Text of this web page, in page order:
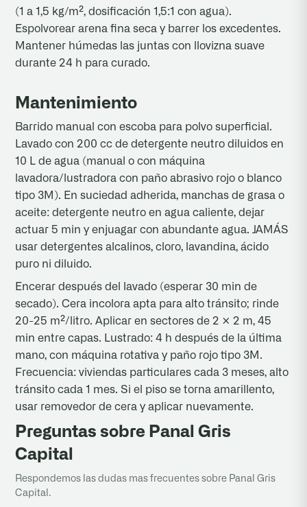
(1 a 1,5 kg/m², dosificación 1,5:1 con agua).
Espolvorear arena fina seca y barrer los excedentes.
Mantener húmedas las juntas con llovizna suave
durante 24 h para curado.
Mantenimiento
Barrido manual con escoba para polvo superficial.
Lavado con 200 cc de detergente neutro diluidos en
10 L de agua (manual o con máquina
lavadora/lustradora con paño abrasivo rojo o blanco
tipo 3M). En suciedad adherida, manchas de grasa o
aceite: detergente neutro en agua caliente, dejar
actuar 5 min y enjuagar con abundante agua. JAMÁS
usar detergentes alcalinos, cloro, lavandina, ácido
puro ni diluido.
Encerar después del lavado (esperar 30 min de
secado). Cera incolora apta para alto tránsito; rinde
20-25 m²/litro. Aplicar en sectores de 2 × 2 m, 45
min entre capas. Lustrado: 4 h después de la última
mano, con máquina rotativa y paño rojo tipo 3M.
Frecuencia: viviendas particulares cada 3 meses, alto
tránsito cada 1 mes. Si el piso se torna amarillento,
usar removedor de cera y aplicar nuevamente.
Preguntas sobre Panal Gris
Capital
Respondemos las dudas mas frecuentes sobre Panal Gris
Capital.